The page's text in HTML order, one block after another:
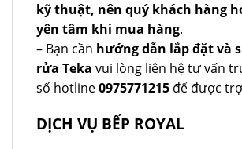
kỹ thuật, nên quý khách hàng
yên tâm khi mua hàng.
– Bạn cần hướng dẫn lắp đặt và
rửa Teka vui lòng liên hệ tư vấn
số hotline0975771215 để được
DỊCH VỤ BẾP ROYAL